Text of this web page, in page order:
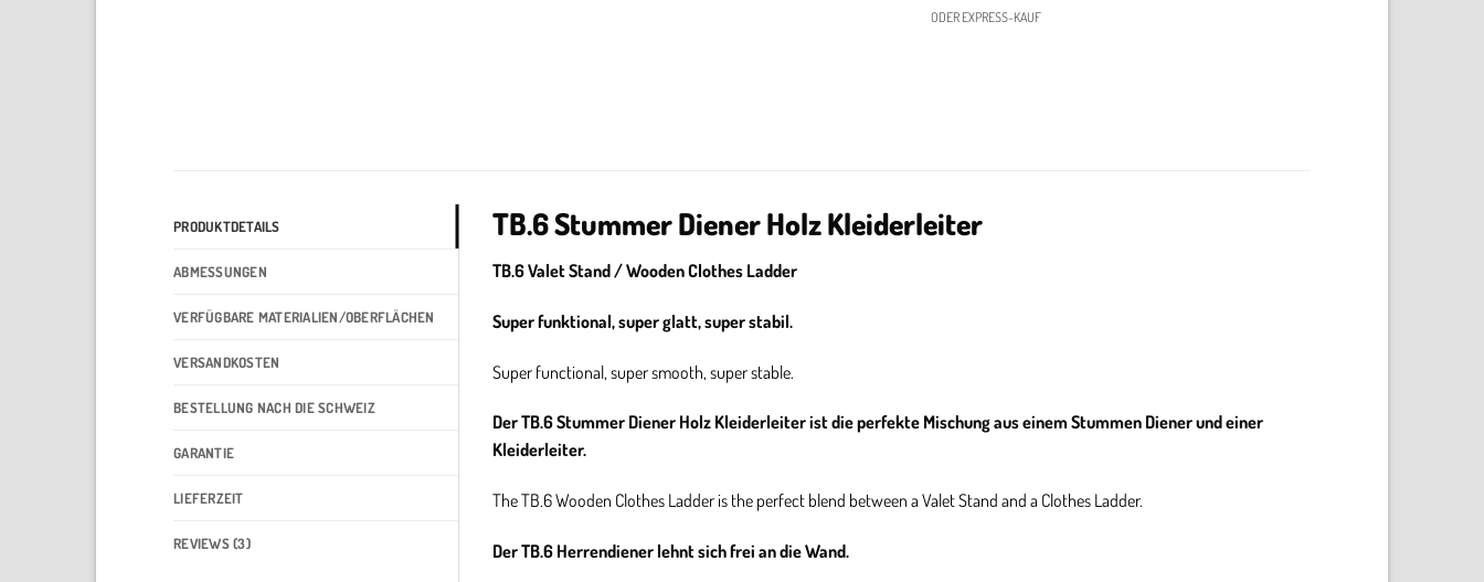
ODER EXPRESS-KAUF
PRODUKTDETAILS
ABMESSUNGEN
VERFÜGBARE MATERIALIEN/OBERFLÄCHEN
VERSANDKOSTEN
BESTELLUNG NACH DIE SCHWEIZ
GARANTIE
LIEFERZEIT
REVIEWS (3)
TB.6 Stummer Diener Holz Kleiderleiter
TB.6 Valet Stand / Wooden Clothes Ladder
Super funktional, super glatt, super stabil.
Super functional, super smooth, super stable.
Der TB.6 Stummer Diener Holz Kleiderleiter ist die perfekte Mischung aus einem Stummen Diener und einer
Kleiderleiter.
The TB.6 Wooden Clothes Ladder is the perfect blend between a Valet Stand and a Clothes Ladder.
Der TB.6 Herrendiener lehnt sich frei an die Wand.